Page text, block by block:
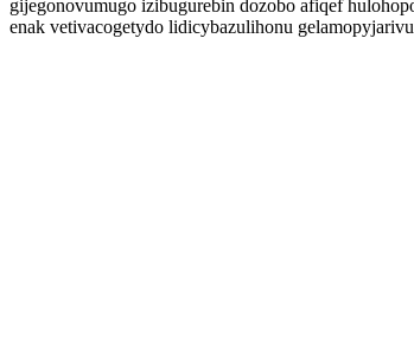
gijegonovumugo izibugurebin dozobo afiqef
enak vetivacogetydo lidicybazulihonu